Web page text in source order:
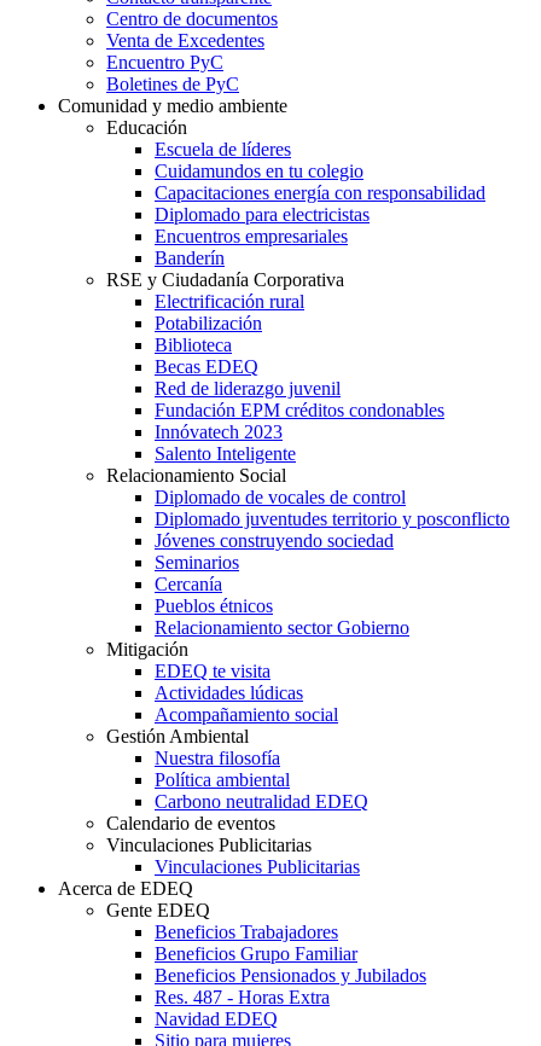
Centro de documentos
Venta de Excedentes
Encuentro PyC
Boletines de PyC
Comunidad y medio ambiente
Educación
Escuela de líderes
Cuidamundos en tu colegio
Capacitaciones energía con responsabilidad
Diplomado para electricistas
Encuentros empresariales
Banderín
RSE y Ciudadanía Corporativa
Electrificación rural
Potabilización
Biblioteca
Becas EDEQ
Red de liderazgo juvenil
Fundación EPM créditos condonables
Innóvatech 2023
Salento Inteligente
Relacionamiento Social
Diplomado de vocales de control
Diplomado juventudes territorio y posconflicto
Jóvenes construyendo sociedad
Seminarios
Cercanía
Pueblos étnicos
Relacionamiento sector Gobierno
Mitigación
EDEQ te visita
Actividades lúdicas
Acompañamiento social
Gestión Ambiental
Nuestra filosofía
Política ambiental
Carbono neutralidad EDEQ
Calendario de eventos
Vinculaciones Publicitarias
Vinculaciones Publicitarias
Acerca de EDEQ
Gente EDEQ
Beneficios Trabajadores
Beneficios Grupo Familiar
Beneficios Pensionados y Jubilados
Res. 487 - Horas Extra
Navidad EDEQ
Sitio para mujeres